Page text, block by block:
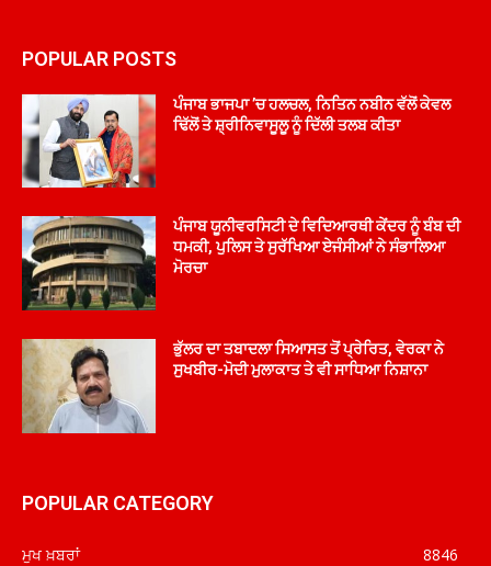
POPULAR POSTS
ਪੰਜਾਬ ਭਾਜਪਾ ’ਚ ਹਲਚਲ, ਨਿਤਿਨ ਨਬੀਨ ਵੱਲੋਂ ਕੇਵਲ
ਢਿੱਲੋਂ ਤੇ ਸ਼੍ਰੀਨਿਵਾਸੂਲੂ ਨੂੰ ਦਿੱਲੀ ਤਲਬ ਕੀਤਾ
ਪੰਜਾਬ ਯੂਨੀਵਰਸਿਟੀ ਦੇ ਵਿਦਿਆਰਥੀ ਕੇਂਦਰ ਨੂੰ ਬੰਬ ਦੀ
ਧਮਕੀ, ਪੁਲਿਸ ਤੇ ਸੁਰੱਖਿਆ ਏਜੰਸੀਆਂ ਨੇ ਸੰਭਾਲਿਆ
ਮੋਰਚਾ
ਭੁੱਲਰ ਦਾ ਤਬਾਦਲਾ ਸਿਆਸਤ ਤੋਂ ਪ੍ਰੇਰਿਤ, ਵੇਰਕਾ ਨੇ
ਸੁਖਬੀਰ-ਮੋਦੀ ਮੁਲਾਕਾਤ ਤੇ ਵੀ ਸਾਧਿਆ ਨਿਸ਼ਾਨਾ
POPULAR CATEGORY
ਮੁਖ ਖ਼ਬਰਾਂ
8846